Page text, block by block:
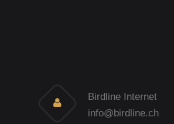
Birdline Internet
info@birdline.ch